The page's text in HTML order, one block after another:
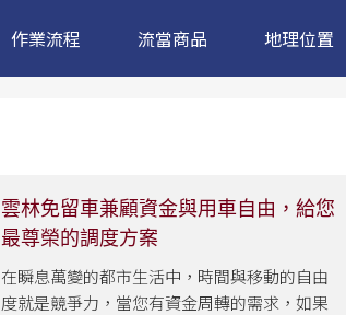
作業流程 流當商品 地理位置
雲林免留車兼顧資金與用車自由，給您
最尊榮的調度方案
在瞬息萬變的都市生活中，時間與移動的自由
度就是競爭力，當您有資金周轉的需求，如果